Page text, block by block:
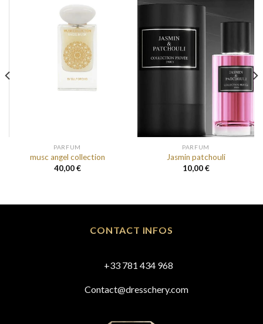
PARFUM
musc angel collection
40,00€
PARFUM
Jasmin patchouli
10,00€
CONTACT INFOS
+33 781 434 968
Contact@dresschery.com